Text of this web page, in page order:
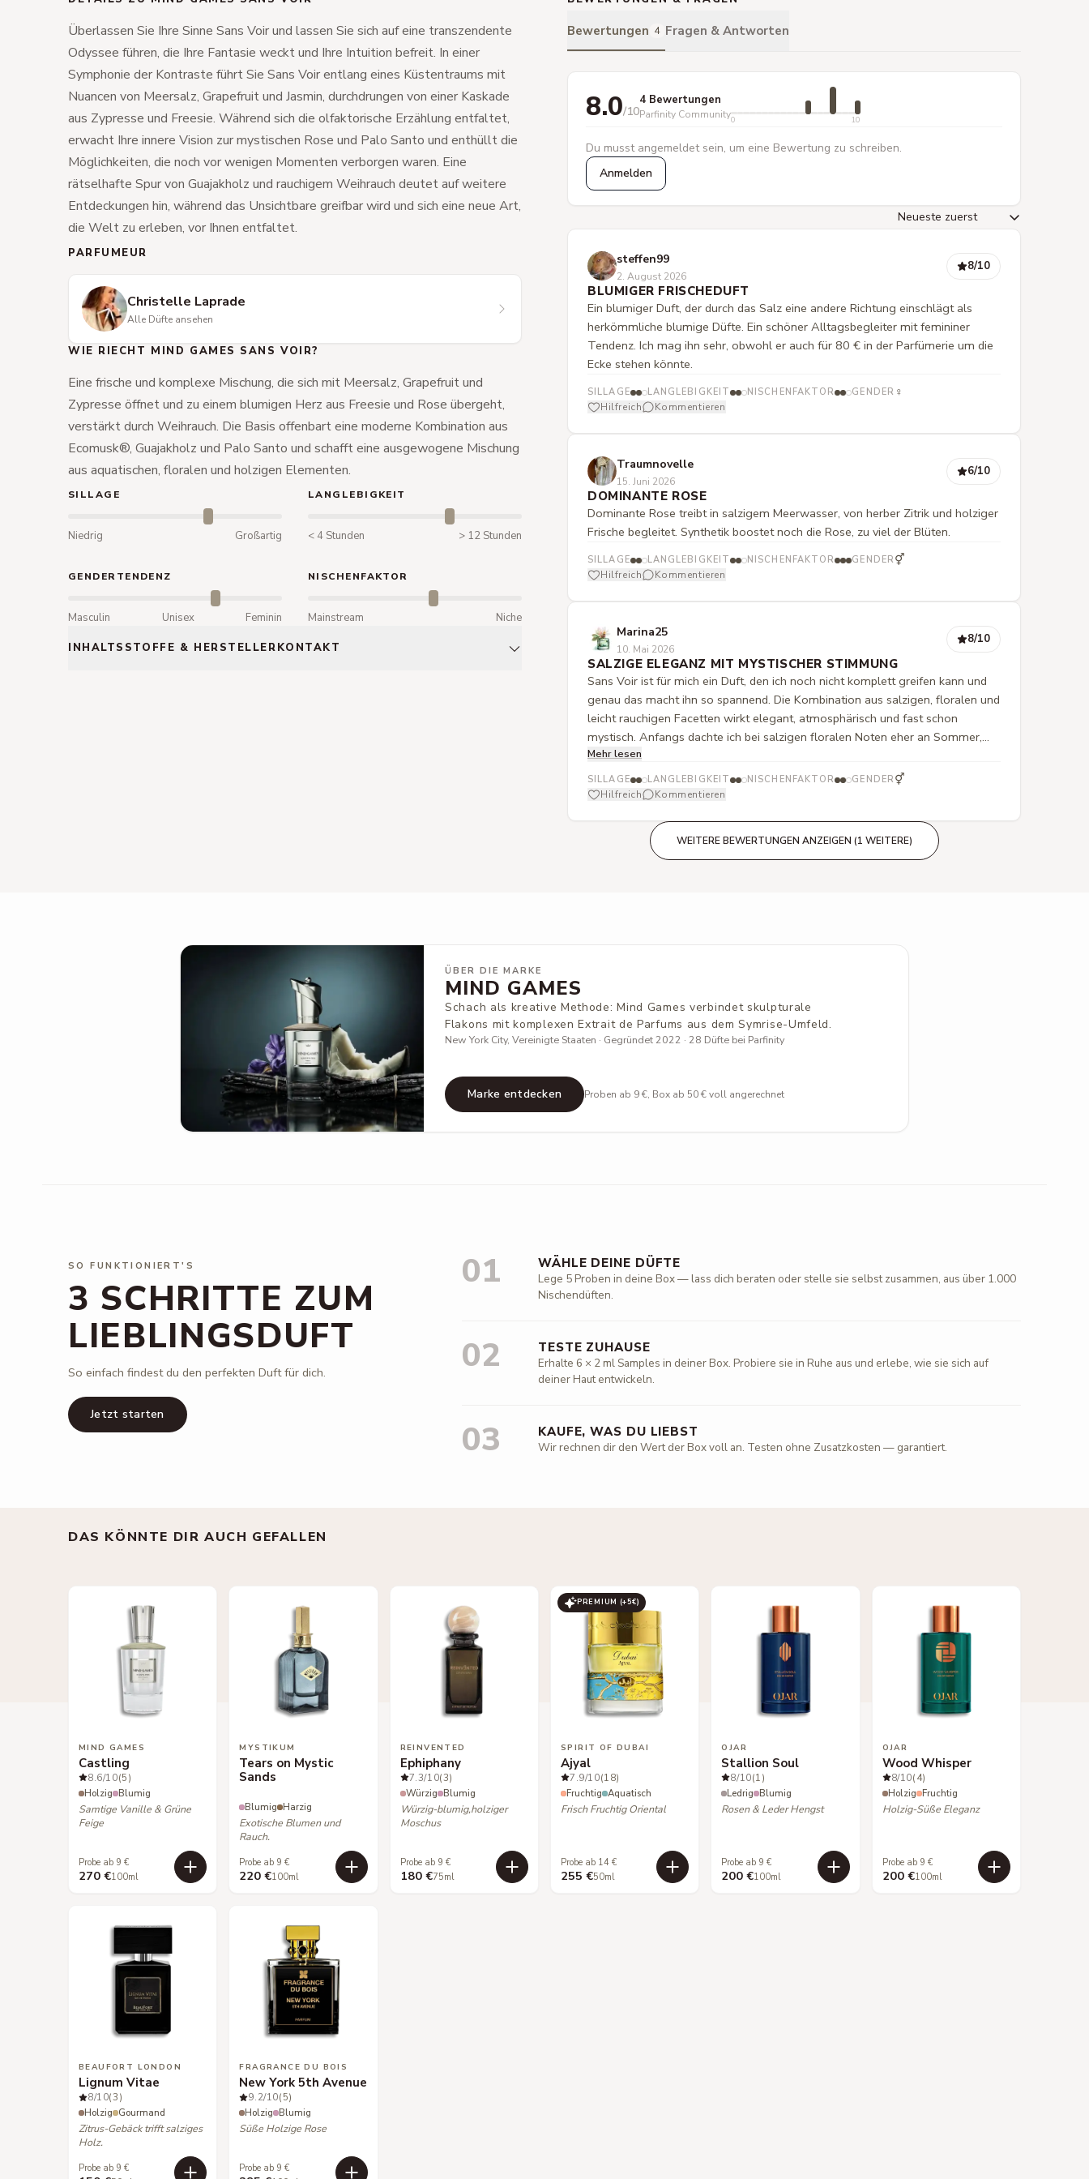
Überlassen Sie Ihre Sinne Sans Voir und lassen Sie sich auf eine transzendente
Odyssee führen, die Ihre Fantasie weckt und Ihre Intuition befreit. In einer
Symphonie der Kontraste führt Sie Sans Voir entlang eines Küstentraums mit
Nuancen von Meersalz, Grapefruit und Jasmin, durchdrungen von einer Kaskade
aus Zypresse und Freesie. Während sich die olfaktorische Erzählung entfaltet,
erwacht Ihre innere Vision zur mystischen Rose und Palo Santo und enthüllt die
Möglichkeiten, die noch vor wenigen Momenten verborgen waren. Eine
rätselhafte Spur von Guajakholz und rauchigem Weihrauch deutet auf weitere
Entdeckungen hin, während das Unsichtbare greifbar wird und sich eine neue Art,
die Welt zu erleben, vor Ihnen entfaltet.
PARFUMEUR
Christelle Laprade
Alle Düfte ansehen
WIE RIECHT MIND GAMES SANS VOIR?
Eine frische und komplexe Mischung, die sich mit Meersalz, Grapefruit und
Zypresse öffnet und zu einem blumigen Herz aus Freesie und Rose übergeht,
verstärkt durch Weihrauch. Die Basis offenbart eine moderne Kombination aus
Ecomusk®, Guajakholz und Palo Santo und schafft eine ausgewogene Mischung
aus aquatischen, floralen und holzigen Elementen.
SILLAGE
Niedrig Großartig
LANGLEBIGKEIT
< 4 Stunden > 12 Stunden
GENDERTENDENZ
Masculin Unisex Feminin
NISCHENFAKTOR
Mainstream Niche
INHALTSSTOFFE & HERSTELLERKONTAKT
Bewertungen 4 Fragen & Antworten
8.0/10
4 Bewertungen
Parfinity Community0 10
Du musst angemeldet sein, um eine Bewertung zu schreiben.
Anmelden
steffen99
2. August 2026
8/10
BLUMIGER FRISCHEDUFT
Ein blumiger Duft, der durch das Salz eine andere Richtung einschlägt als
herkömmliche blumige Düfte. Ein schöner Alltagsbegleiter mit femininer
Tendenz. Ich mag ihn sehr, obwohl er auch für 80 € in der Parfümerie um die
Ecke stehen könnte.
SILLAGE LANGLEBIGKEIT NISCHENFAKTOR GENDER ♀
Hilfreich Kommentieren
Traumnovelle
15. Juni 2026
6/10
DOMINANTE ROSE
Dominante Rose treibt in salzigem Meerwasser, von herber Zitrik und holziger
Frische begleitet. Synthetik boostet noch die Rose, zu viel der Blüten.
SILLAGE LANGLEBIGKEIT NISCHENFAKTOR GENDER ⚥
Hilfreich Kommentieren
Marina25
10. Mai 2026
8/10
SALZIGE ELEGANZ MIT MYSTISCHER STIMMUNG
Sans Voir ist für mich ein Duft, den ich noch nicht komplett greifen kann und
genau das macht ihn so spannend. Die Kombination aus salzigen, floralen und
leicht rauchigen Facetten wirkt elegant, atmosphärisch und fast schon
mystisch. Anfangs dachte ich bei salzigen floralen Noten eher an Sommer,
doch dieser Duft geht deutlich tiefer und wirkt eher ruhig und geheimnisvoll
als leicht und sonnig. Definitiv faszinierend und ein Duft, den ich weiter
erkunden möchte
Mehr lesen
SILLAGE LANGLEBIGKEIT NISCHENFAKTOR GENDER ⚥
Hilfreich Kommentieren
WEITERE BEWERTUNGEN ANZEIGEN (1 WEITERE)
ÜBER DIE MARKE
MIND GAMES
Schach als kreative Methode: Mind Games verbindet skulpturale
Flakons mit komplexen Extrait de Parfums aus dem Symrise-Umfeld.
New York City, Vereinigte Staaten · Gegründet 2022 · 28 Düfte bei Parfinity
Marke entdecken Proben ab 9 €, Box ab 50 € voll angerechnet
SO FUNKTIONIERT'S
3 SCHRITTE ZUM
LIEBLINGSDUFT
So einfach findest du den perfekten Duft für dich.
Jetzt starten
01 WÄHLE DEINE DÜFTE
Lege 5 Proben in deine Box — lass dich beraten oder stelle sie selbst zusammen, aus über 1.000
Nischendüften.
02 TESTE ZUHAUSE
Erhalte 6 × 2 ml Samples in deiner Box. Probiere sie in Ruhe aus und erlebe, wie sie sich auf
deiner Haut entwickeln.
03 KAUFE, WAS DU LIEBST
Wir rechnen dir den Wert der Box voll an. Testen ohne Zusatzkosten — garantiert.
DAS KÖNNTE DIR AUCH GEFALLEN
MIND GAMES
Castling
8.6/10(5)
Holzig Blumig
Samtige Vanille & Grüne
Feige
Probe ab 9 €
270 €100ml
MYSTIKUM
Tears on Mystic
Sands
Blumig Harzig
Exotische Blumen und
Rauch.
Probe ab 9 €
220 €100ml
REINVENTED
Ephiphany
7.3/10(3)
Würzig Blumig
Würzig-blumig,holziger
Moschus
Probe ab 9 €
180 €75ml
PREMIUM (+5€)
SPIRIT OF DUBAI
Ajyal
7.9/10(18)
Fruchtig Aquatisch
Frisch Fruchtig Oriental
Probe ab 14 €
255 €50ml
OJAR
Stallion Soul
8/10(1)
Ledrig Blumig
Rosen & Leder Hengst
Probe ab 9 €
200 €100ml
OJAR
Wood Whisper
8/10(4)
Holzig Fruchtig
Holzig-Süße Eleganz
Probe ab 9 €
200 €100ml
BEAUFORT LONDON
Lignum Vitae
8/10(3)
Holzig Gourmand
Zitrus-Gebäck trifft salziges
Holz.
Probe ab 9 €
FRAGRANCE DU BOIS
New York 5th Avenue
9.2/10(5)
Holzig Blumig
Süße Holzige Rose
Probe ab 9 €